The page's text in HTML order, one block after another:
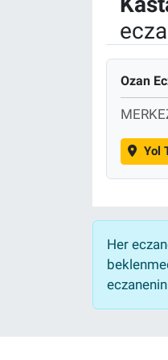
Ozan
Yol
Her